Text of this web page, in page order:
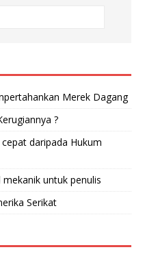
Merek Dagang
?
daripada Hukum
untuk penulis
Serikat